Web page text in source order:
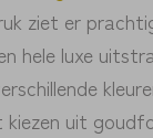
ziet er
hele luxe
kiezen uit